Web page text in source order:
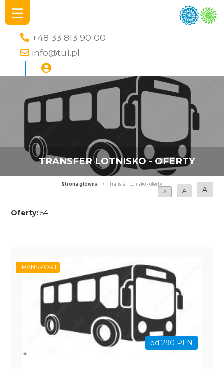
+48 33 813 90 00
info@tu1.pl
TRANSFER LOTNISKO - OFERTY
Strona główna /
Transfer lotnisko - oferty
A
A A
Oferty: 54
od 290 PLN
TRANSPORT